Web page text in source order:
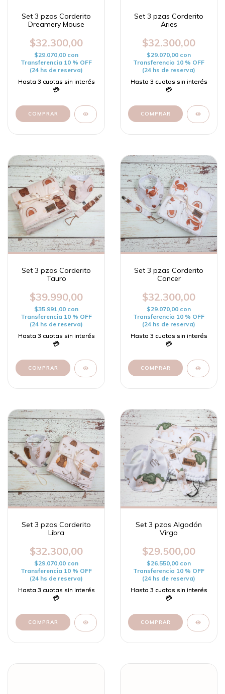
Set 3 pzas Corderito
Dreamery Mouse
$32.300,00
$29.070,00 con
Transferencia 10 % OFF
(24 hs de reserva)
Set 3 pzas Corderito
Aries
$32.300,00
$29.070,00 con
Transferencia 10 % OFF
(24 hs de reserva)
Set 3 pzas Corderito
Tauro
$39.990,00
$35.991,00 con
Transferencia 10 % OFF
(24 hs de reserva)
Set 3 pzas Corderito
Cancer
$32.300,00
$29.070,00 con
Transferencia 10 % OFF
(24 hs de reserva)
Set 3 pzas Corderito
Libra
$32.300,00
$29.070,00 con
Transferencia 10 % OFF
(24 hs de reserva)
Set 3 pzas Algodón
Virgo
$29.500,00
$26.550,00 con
Transferencia 10 % OFF
(24 hs de reserva)